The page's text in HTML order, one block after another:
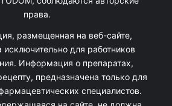
права.
размещенная на веб-сайте,
исключительно для работников
Информация о препаратах,
предназначена только для
специалистов.